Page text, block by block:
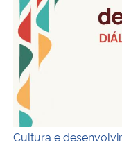
Cultura e